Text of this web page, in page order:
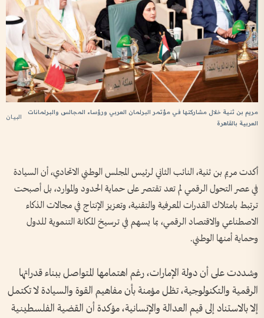
البيان
مريم بن ثنية خلال مشاركتها في مؤتمر البرلمان العربي ورؤساء المجالس والبرلمانات
العربية بالقاهرة
أكدت مريم بن ثنية، النائب الثاني لرئيس المجلس الوطني الاتحادي، أن السيادة
في عصر التحول الرقمي لم تعد تقتصر على حماية الحدود والموارد، بل أصبحت
ترتبط بامتلاك القدرات المعرفية والتقنية، وتعزيز الإنتاج في مجالات الذكاء
الاصطناعي والاقتصاد الرقمي، بما يسهم في ترسيخ المكانة التنموية للدول
وحماية أمنها الوطني.
وشددت على أن دولة الإمارات، رغم اهتمامها المتواصل ببناء قدراتها
الرقمية والتكنولوجية، تظل مؤمنة بأن مفاهيم القوة والسيادة لا تكتمل
إلا بالاستناد إلى قيم العدالة والإنسانية، مؤكدة أن القضية الفلسطينية